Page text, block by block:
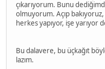
çıkarıyorum. Bunu
olmuyorum. Açıp
herkes yapıyor, işe yarıyor
Bu dalavere, bu üçkağıt
lazım.